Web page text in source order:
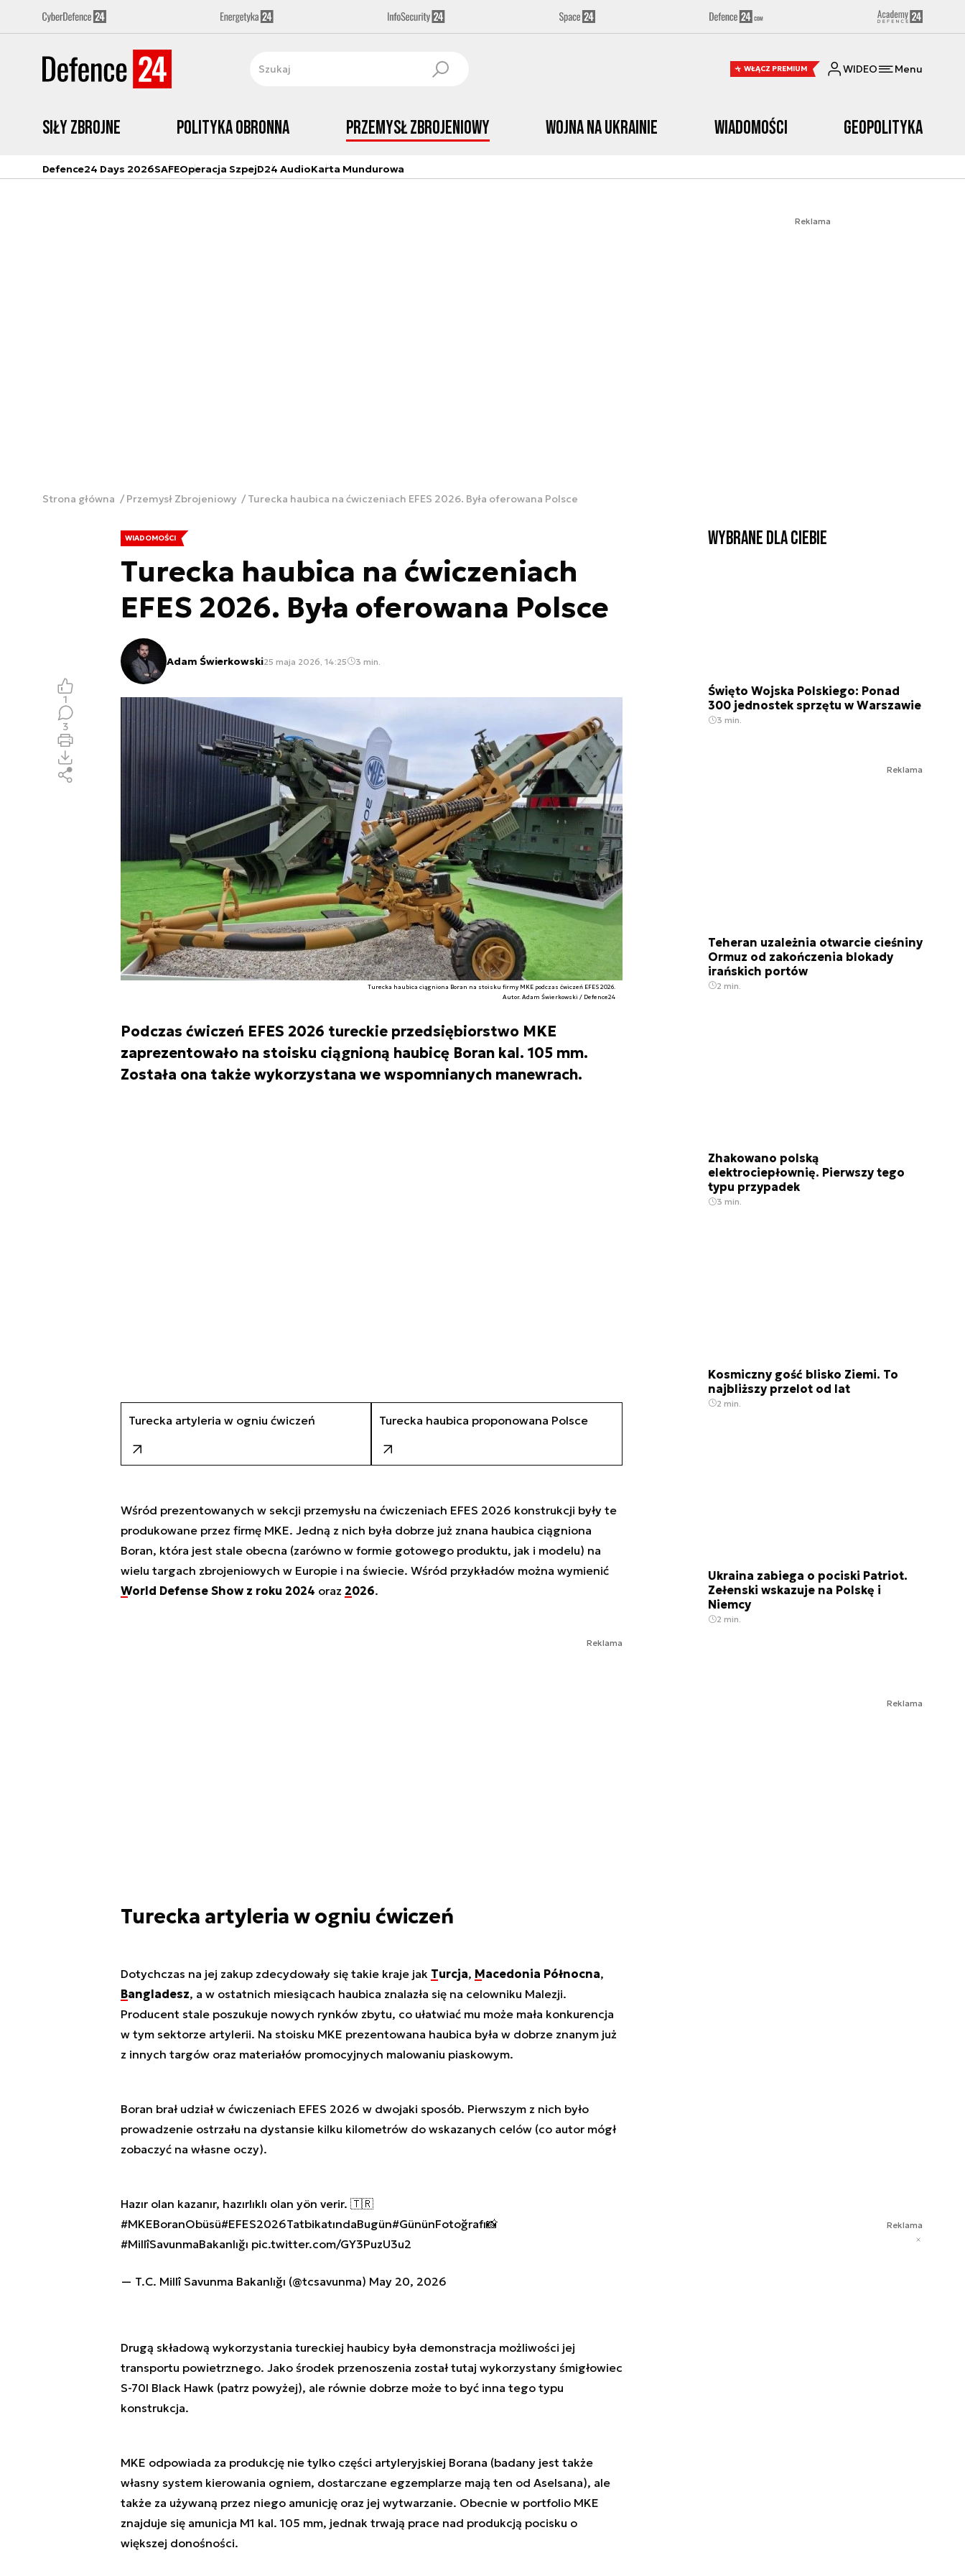
WŁĄCZ PREMIUM WIDEO Menu
Siły zbrojne Polityka obronna Przemysł Zbrojeniowy Wojna na Ukrainie Wiadomości Geopolityka
Defence24 Days 2026SAFEOperacja SzpejD24 AudioKarta Mundurowa
Reklama
Strona główna Przemysł Zbrojeniowy Turecka haubica na ćwiczeniach EFES 2026. Była oferowana Polsce
WIADOMOŚCI
Turecka haubica na ćwiczeniach
EFES 2026. Była oferowana Polsce
Adam Świerkowski25 maja 2026, 14:25 3 min.
Turecka haubica ciągniona Boran na stoisku firmy MKE podczas ćwiczeń EFES 2026.
Autor. Adam Świerkowski / Defence24
Podczas ćwiczeń EFES 2026 tureckie przedsiębiorstwo MKE
zaprezentowało na stoisku ciągnioną haubicę Boran kal. 105 mm.
Została ona także wykorzystana we wspomnianych manewrach.
1
3
Turecka artyleria w ogniu ćwiczeń Turecka haubica proponowana Polsce
Wśród prezentowanych w sekcji przemysłu na ćwiczeniach EFES 2026 konstrukcji były te
produkowane przez firmę MKE. Jedną z nich była dobrze już znana haubica ciągniona
Boran, która jest stale obecna (zarówno w formie gotowego produktu, jak i modelu) na
wielu targach zbrojeniowych w Europie i na świecie. Wśród przykładów można wymienić
World Defense Show z roku 2024 oraz 2026.
Reklama
Turecka artyleria w ogniu ćwiczeń
Dotychczas na jej zakup zdecydowały się takie kraje jak Turcja, Macedonia Północna,
Bangladesz, a w ostatnich miesiącach haubica znalazła się na celowniku Malezji.
Producent stale poszukuje nowych rynków zbytu, co ułatwiać mu może mała konkurencja
w tym sektorze artylerii. Na stoisku MKE prezentowana haubica była w dobrze znanym już
z innych targów oraz materiałów promocyjnych malowaniu piaskowym.
Boran brał udział w ćwiczeniach EFES 2026 w dwojaki sposób. Pierwszym z nich było
prowadzenie ostrzału na dystansie kilku kilometrów do wskazanych celów (co autor mógł
zobaczyć na własne oczy).
Hazır olan kazanır, hazırlıklı olan yön verir. 🇹🇷
#MKEBoranObüsü#EFES2026TatbikatındaBugün#GününFotoğrafı📸
#MillîSavunmaBakanlığı pic.twitter.com/GY3PuzU3u2
— T.C. Millî Savunma Bakanlığı (@tcsavunma) May 20, 2026
Drugą składową wykorzystania tureckiej haubicy była demonstracja możliwości jej
transportu powietrznego. Jako środek przenoszenia został tutaj wykorzystany śmigłowiec
S-70I Black Hawk (patrz powyżej), ale równie dobrze może to być inna tego typu
konstrukcja.
MKE odpowiada za produkcję nie tylko części artyleryjskiej Borana (badany jest także
własny system kierowania ogniem, dostarczane egzemplarze mają ten od Aselsana), ale
także za używaną przez niego amunicję oraz jej wytwarzanie. Obecnie w portfolio MKE
znajduje się amunicja M1 kal. 105 mm, jednak trwają prace nad produkcją pocisku o
większej donośności.
Wybrane dla Ciebie
Święto Wojska Polskiego: Ponad
300 jednostek sprzętu w Warszawie
3 min.
Reklama
Teheran uzależnia otwarcie cieśniny
Ormuz od zakończenia blokady
irańskich portów
2 min.
Zhakowano polską
elektrociepłownię. Pierwszy tego
typu przypadek
3 min.
Kosmiczny gość blisko Ziemi. To
najbliższy przelot od lat
2 min.
Ukraina zabiega o pociski Patriot.
Zełenski wskazuje na Polskę i
Niemcy
2 min.
Reklama
Reklama